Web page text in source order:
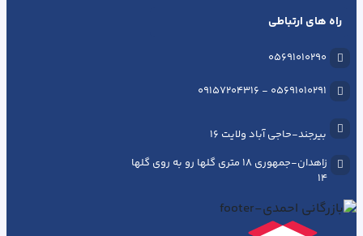
راه های ارتباطی
05691010290
05691010291 - 09157204316
بیرجند-حاجی آباد ولایت 16
زاهدان-جمهوری ۱۸ متری گلها رو به روی گلها
14